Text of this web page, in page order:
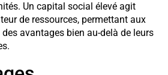
Un capital social élevé agit
de ressources, permettant aux
des avantages bien au-delà de leurs